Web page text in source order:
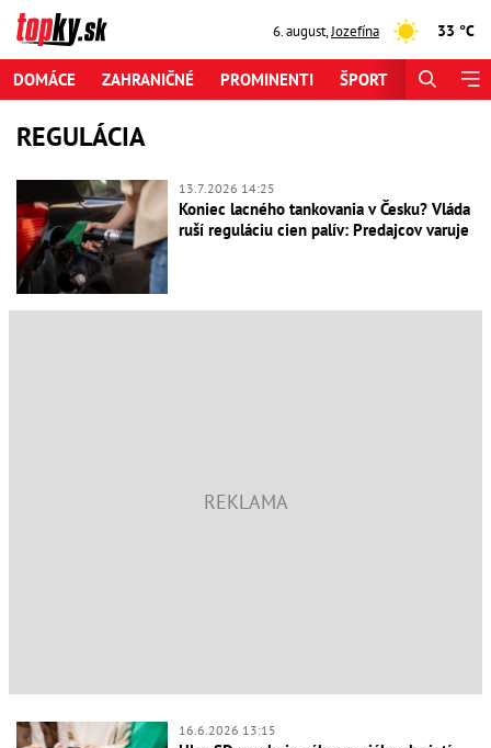
6. august,Jozefína 33 °C
DOMÁCE ZAHRANIČNÉ PROMINENTI ŠPORT
REGULÁCIA
13.7.2026 14:25
Koniec lacného tankovania v Česku? Vláda
ruší reguláciu cien palív: Predajcov varuje
16.6.2026 13:15